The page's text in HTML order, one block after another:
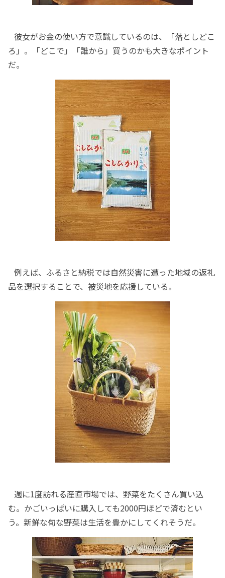
彼女がお金の使い方で意識しているのは、「落としどこ
ろ」。「どこで」「誰から」買うのかも大きなポイント
だ。
例えば、ふるさと納税では自然災害に遭った地域の返礼
品を選択することで、被災地を応援している。
週に1度訪れる産直市場では、野菜をたくさん買い込
む。かごいっぱいに購入しても2000円ほどで済むとい
う。新鮮な旬な野菜は生活を豊かにしてくれそうだ。